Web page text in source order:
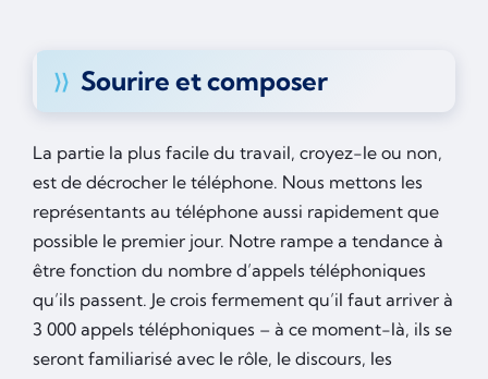
Sourire et composer
La partie la plus facile du travail, croyez-le ou non,
est de décrocher le téléphone. Nous mettons les
représentants au téléphone aussi rapidement que
possible le premier jour. Notre rampe a tendance à
être fonction du nombre d’appels téléphoniques
qu’ils passent. Je crois fermement qu’il faut arriver à
3 000 appels téléphoniques – à ce moment-là, ils se
seront familiarisé avec le rôle, le discours, les